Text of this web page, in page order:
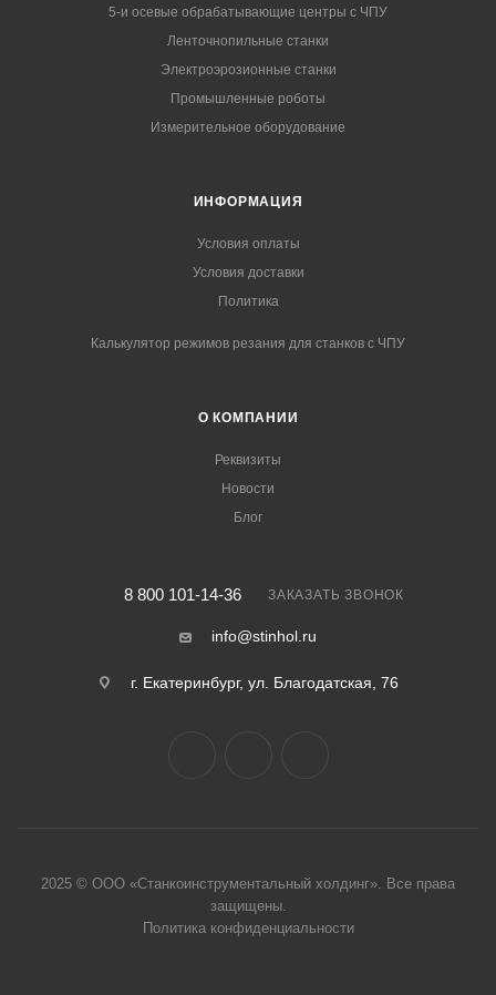
5-и осевые обрабатывающие центры с ЧПУ
Ленточнопильные станки
Электроэрозионные станки
Промышленные роботы
Измерительное оборудование
ИНФОРМАЦИЯ
Условия оплаты
Условия доставки
Политика
Калькулятор режимов резания для станков с ЧПУ
О КОМПАНИИ
Реквизиты
Новости
Блог
8 800 101-14-36 ЗАКАЗАТЬ ЗВОНОК
info@stinhol.ru
г. Екатеринбург, ул. Благодатская, 76
2025 © ООО «Станкоинструментальный холдинг». Все права
защищены.
Политика конфиденциальности